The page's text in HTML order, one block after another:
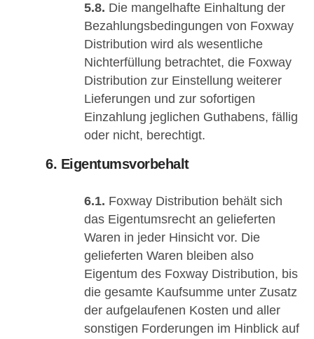
5.8. Die mangelhafte Einhaltung der
Bezahlungsbedingungen von Foxway
Distribution wird als wesentliche
Nichterfüllung betrachtet, die Foxway
Distribution zur Einstellung weiterer
Lieferungen und zur sofortigen
Einzahlung jeglichen Guthabens, fällig
oder nicht, berechtigt.
6. Eigentumsvorbehalt
6.1. Foxway Distribution behält sich
das Eigentumsrecht an gelieferten
Waren in jeder Hinsicht vor. Die
gelieferten Waren bleiben also
Eigentum des Foxway Distribution, bis
die gesamte Kaufsumme unter Zusatz
der aufgelaufenen Kosten und aller
sonstigen Forderungen im Hinblick auf